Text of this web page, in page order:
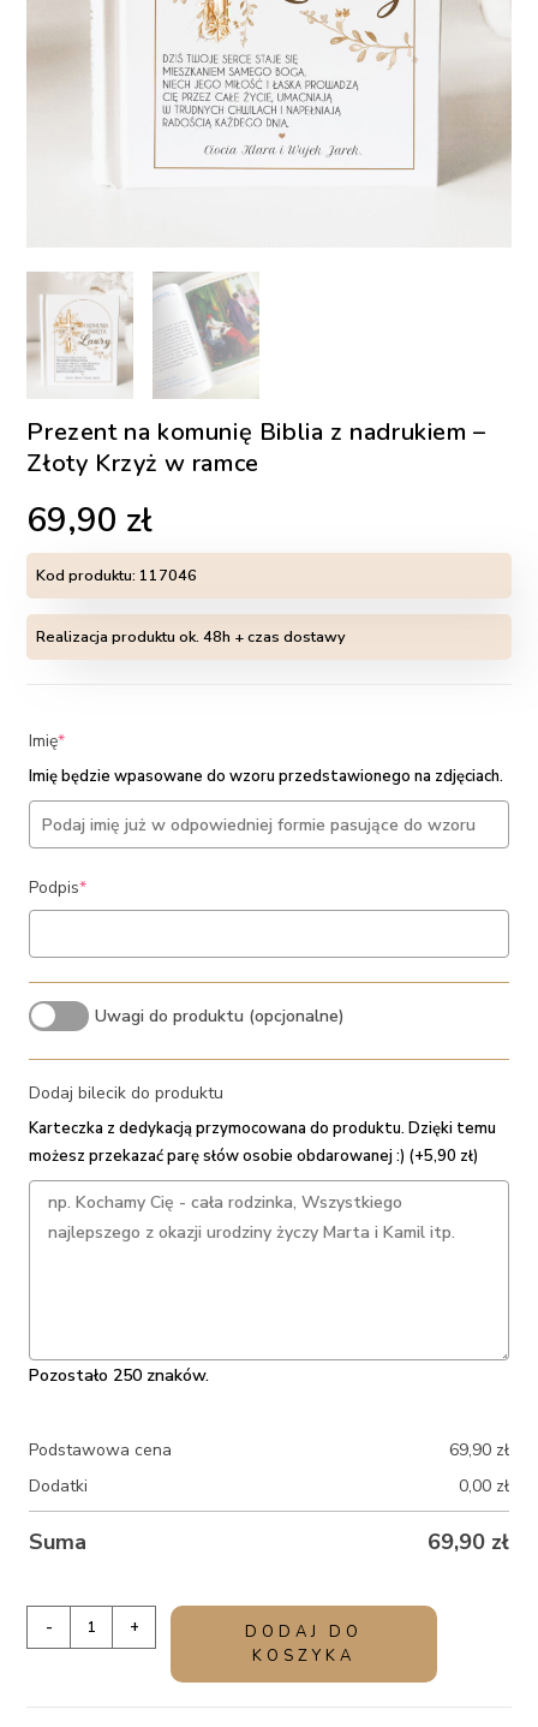
Prezent na komunię Biblia z nadrukiem –
Złoty Krzyż w ramce
69,90 zł
Kod produktu: 117046
Realizacja produktu ok. 48h + czas dostawy
Imię*(required)
Imię będzie wpasowane do wzoru przedstawionego na zdjęciach.
Podpis*(required)
Uwagi do produktu (opcjonalne)
Dodaj bilecik do produktu
Karteczka z dedykacją przymocowana do produktu. Dzięki temu
możesz przekazać parę słów osobie obdarowanej :) (+5,90 zł)
Pozostało 250 znaków.
Podstawowa cena 69,90 zł
Dodatki
0,00 zł
Suma 69,90 zł
Prezent
- +
DODAJ DO
KOSZYKA